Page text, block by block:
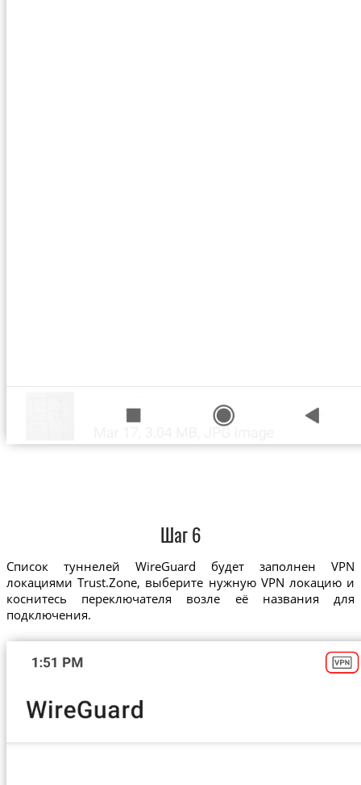
Шаг 6
Список туннелей WireGuard будет заполнен VPN
локациями Trust.Zone, выберите нужную VPN локацию и
коснитесь переключателя возле её названия для
подключения.